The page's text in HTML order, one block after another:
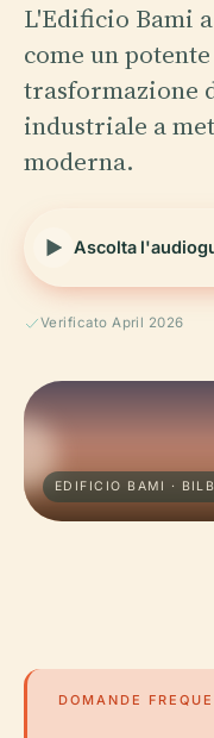
L'Edificio Bami
come un
trasformazione
industriale a
moderna.
Ascolta
Verificato April 2026
EDIFICIO BAMI ·
DOMANDE